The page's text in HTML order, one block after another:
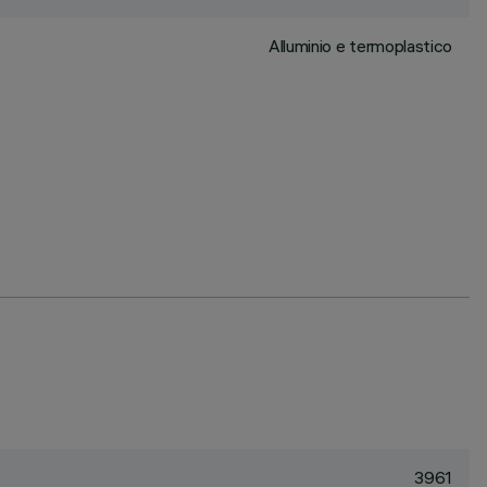
Alluminio e termoplastico
3961